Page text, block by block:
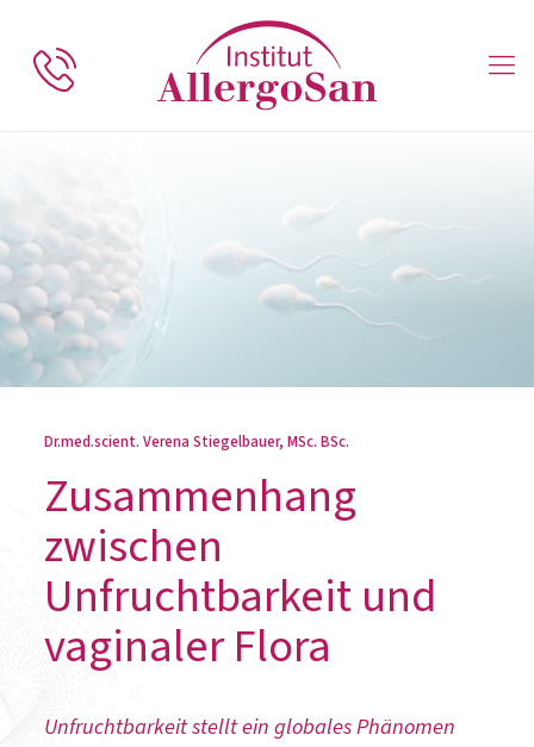
Dr.med.scient. Verena Stiegelbauer, MSc. BSc.
Zusammenhang
zwischen
Unfruchtbarkeit und
vaginaler Flora
Unfruchtbarkeit stellt ein globales Phänomen